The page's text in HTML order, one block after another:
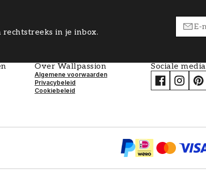
in je inbox.
Over Wallpassion
Algemene voorwaarden
Privacybeleid
Cookiebeleid
Sociale media